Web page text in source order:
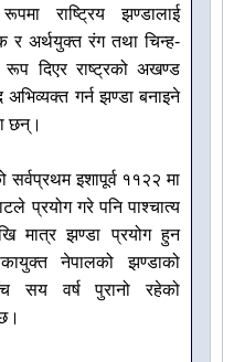
राष्ट्रिय झण्डालाई
र अर्थयुक्त रंग तथा चिन्ह-
रूप दिएर राष्ट्रको अखण्ड
अभिव्यक्त गर्न झण्डा बनाइने
छन्।
इशापूर्व ११२२ मा
प्रयोग गरे पनि पाश्चात्य
मात्र झण्डा प्रयोग हुन
नेपालको झण्डाको
सय वर्ष पुरानो रहेको